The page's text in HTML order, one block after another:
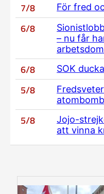
7/8 För fred
6/8
– nu får
6/8 SOK
5/8
5/8
Jojo-
att vinna